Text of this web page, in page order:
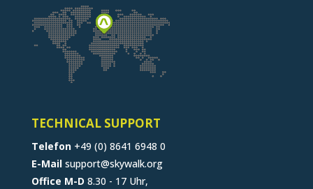
TECHNICAL SUPPORT
Telefon+49 (0) 8641 6948 0
E-Mail support@skywalk.org
Office M-D 8.30 - 17 Uhr,